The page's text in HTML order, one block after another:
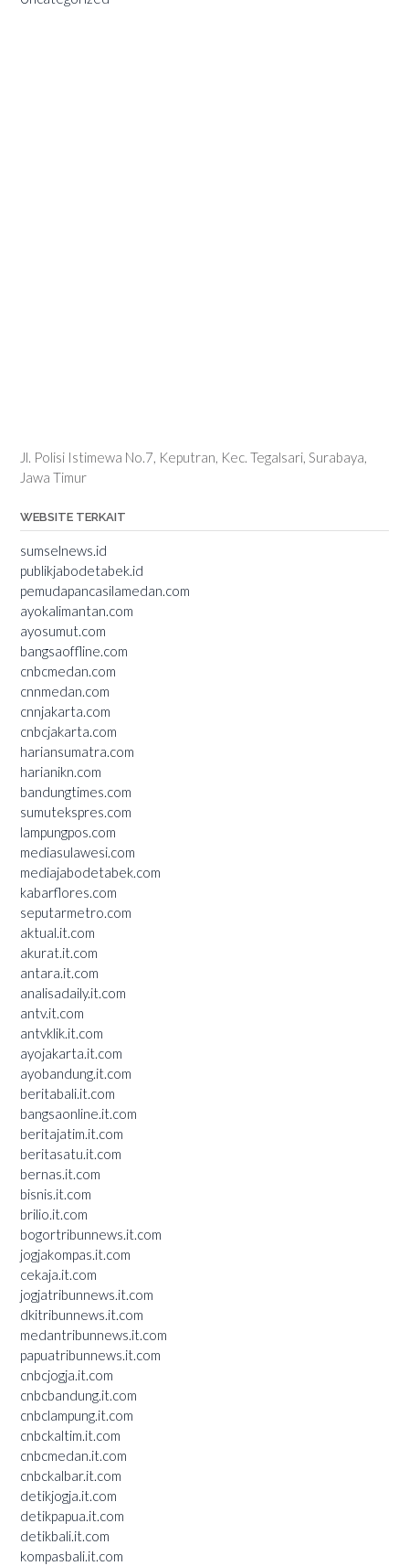
Jl. Polisi Istimewa No.7, Keputran, Kec. Tegalsari, Surabaya,
Jawa Timur
WEBSITE TERKAIT
sumselnews.id
publikjabodetabek.id
pemudapancasilamedan.com
ayokalimantan.com
ayosumut.com
bangsaoffline.com
cnbcmedan.com
cnnmedan.com
cnnjakarta.com
cnbcjakarta.com
hariansumatra.com
harianikn.com
bandungtimes.com
sumutekspres.com
lampungpos.com
mediasulawesi.com
mediajabodetabek.com
kabarflores.com
seputarmetro.com
aktual.it.com
akurat.it.com
antara.it.com
analisadaily.it.com
antv.it.com
antvklik.it.com
ayojakarta.it.com
ayobandung.it.com
beritabali.it.com
bangsaonline.it.com
beritajatim.it.com
beritasatu.it.com
bernas.it.com
bisnis.it.com
brilio.it.com
bogortribunnews.it.com
jogjakompas.it.com
cekaja.it.com
jogjatribunnews.it.com
dkitribunnews.it.com
medantribunnews.it.com
papuatribunnews.it.com
cnbcjogja.it.com
cnbcbandung.it.com
cnbclampung.it.com
cnbckaltim.it.com
cnbcmedan.it.com
cnbckalbar.it.com
detikjogja.it.com
detikpapua.it.com
detikbali.it.com
kompasbali.it.com